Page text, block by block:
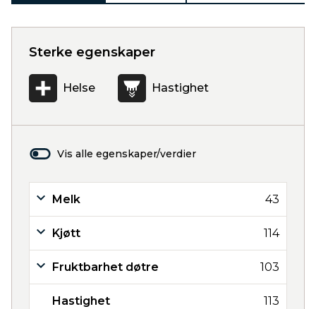
Sterke egenskaper
Helse Hastighet
Vis alle egenskaper/verdier
Melk 43
Kjøtt 114
Fruktbarhet døtre 103
Hastighet 113